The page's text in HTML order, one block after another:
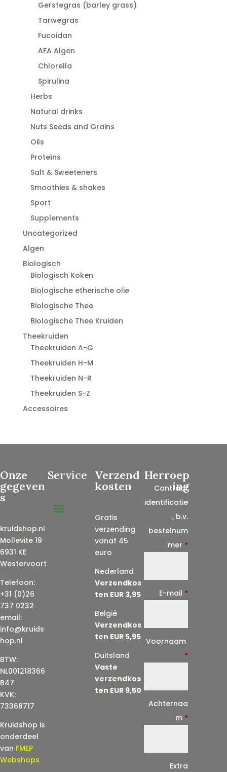
Gerstegras (barley grass)
Tarwegras
Fucoidan
AFA Algen
Chlorella
Spirulina
Herbs
Natural drinks
Nuts Seeds and Grains
Oils
Proteïns
Salt & Sweeteners
Smoothies & shakes
Sport
Supplements
Uncategorized
Algen
Biologisch
Biologisch Koken
Biologische etherische olie
Biologische Thee
Biologische Thee Kruiden
Theekruiden
Theekruiden A-G
Theekruiden H-M
Theekruiden N-R
Theekruiden S-Z
Accessoires
Onze
gegeven
s
kruidshop.nl
Mollevite 19
6931 KE
Westervoort
Telefoon:
+31 (0)26
737 0232
email:
info@kruids
hop.nl
BTW:
NL001218366
B47
KVK:
73368717
Kruidshop is
onderdeel
van FMEP
Webshops
Service Verzend
kosten
Gratis
verzending
vanaf 45
euro
Nederland
Verzendkos
ten EUR 3,95
België
Verzendkos
ten EUR 5,95
Duitsland
Vaste
verzendkos
ten EUR 9,50
Herroep
ing
Contract
identificatie
, b.v.
bestelnum
mer *
E-mail *
Voornaam
*
Achternaa
m *
Extra